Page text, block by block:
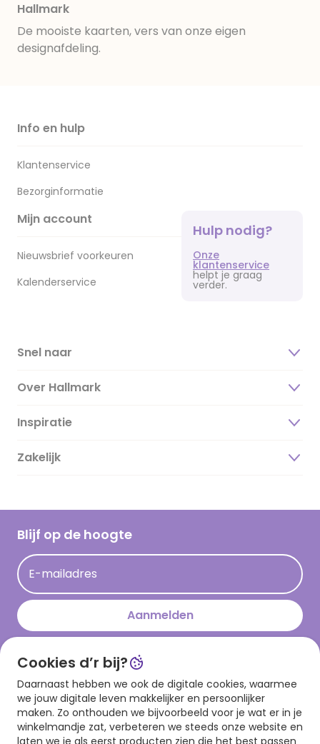
Hallmark
De mooiste kaarten, vers van onze eigen
designafdeling.
Info en hulp
Klantenservice
Bezorginformatie
Mijn account
Nieuwsbrief voorkeuren
Kalenderservice
Hulp nodig?
Onze
klantenservice
helpt je graag
verder.
Snel naar
Over Hallmark
Over ons
Duurzaamheid
Hallmark Kaartclub
Acties
Persberichten
Hallmark en Kinderpostzegels
Inspiratie
Magazine
Cadeau inspiratie
Kaartinspiratie
Zakelijk
Blijf op de hoogte
E-mailadres
Aanmelden
Download onze app
Cookies d’r bij?
Daarnaast hebben we ook de digitale cookies, waarmee
we jouw digitale leven makkelijker en persoonlijker
maken. Zo onthouden we bijvoorbeeld voor je wat er in je
winkelmandje zat, verbeteren we steeds onze website en
laten we je als eerst producten zien die het best passen